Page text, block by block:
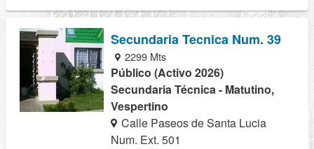
Secundaria Tecnica Num. 39
2299 Mts
Público (Activo 2026)
Secundaria Técnica - Matutino,
Vespertino
Calle Paseos de Santa Lucia
Num. Ext. 501